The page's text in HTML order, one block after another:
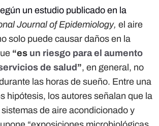
un estudio publicado en la
Journal of Epidemiology, el aire
solo puede causar daños en la
“es un riesgo para el aumento
de salud ”, en general, no
las horas de sueño. Entre una
hipótesis, los autores señalan que la
de aire acondicionado y